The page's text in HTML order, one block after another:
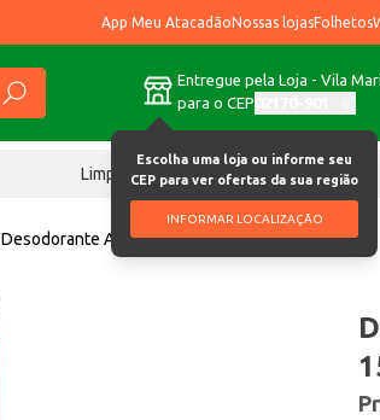
App Meu AtacadãoNossas lojasFolhetos
Entregue pela Loja - Vila
para o CEP
Escolha uma loja ou informe seu
CEP para ver ofertas da sua região
INFORMAR LOCALIZAÇÃO
Limpeza Chocolates
Desodorante Aerossol Brut Classic 150ml